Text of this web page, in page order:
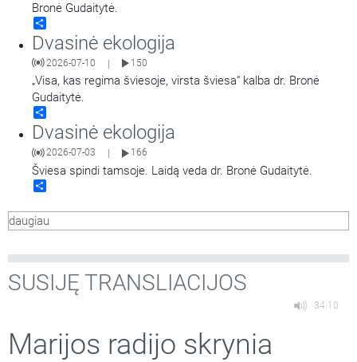
Bronė Gudaitytė.
Dvasinė ekologija
2026-07-10 | 150
„Visa, kas regima šviesoje, virsta šviesa“ kalba dr. Bronė
Gudaitytė.
Dvasinė ekologija
2026-07-03 166
Šviesa spindi tamsoje. Laidą veda dr. Bronė Gudaitytė.
daugiau
SUSIJĘ TRANSLIACIJOS
34:10
Marijos radijo skrynia